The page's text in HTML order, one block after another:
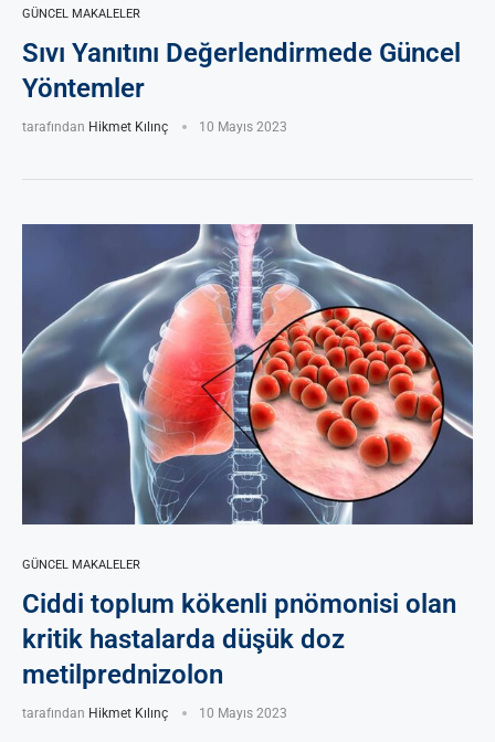
GÜNCEL MAKALELER
Sıvı Yanıtını Değerlendirmede Güncel
Yöntemler
tarafından Hikmet Kılınç 10 Mayıs 2023
GÜNCEL MAKALELER
Ciddi toplum kökenli pnömonisi olan
kritik hastalarda düşük doz
metilprednizolon
tarafından Hikmet Kılınç 10 Mayıs 2023